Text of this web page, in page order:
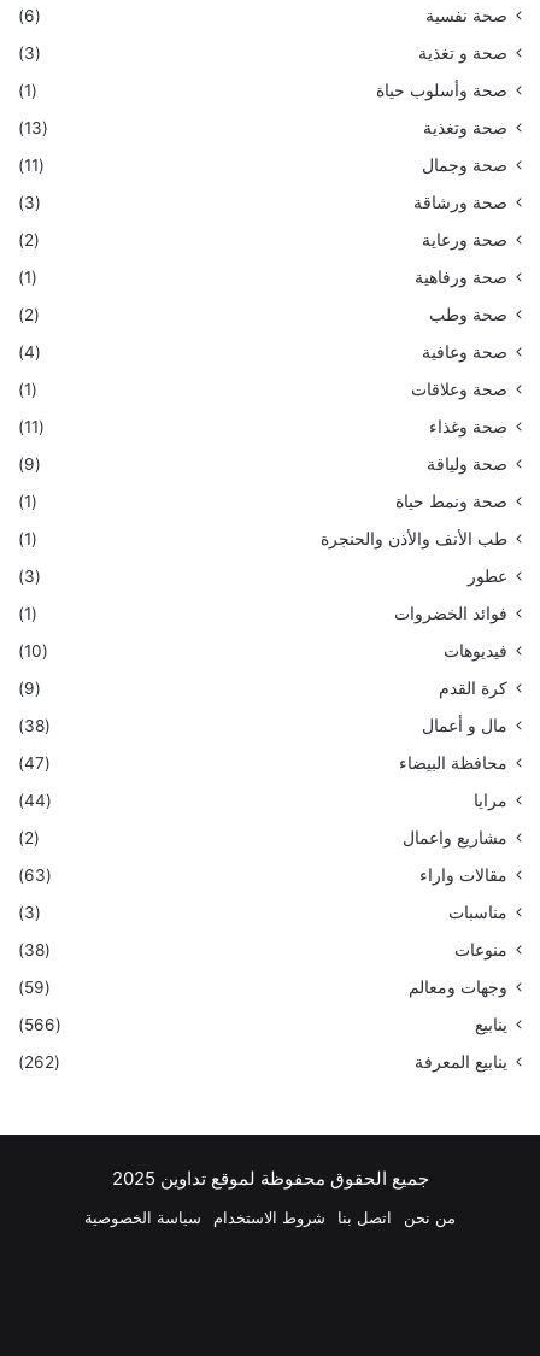
صحة نفسية
(6)
صحة و تغذية
(3)
صحة وأسلوب حياة
(1)
صحة وتغذية
(13)
صحة وجمال
(11)
صحة ورشاقة
(3)
صحة ورعاية
(2)
صحة ورفاهية
(1)
صحة وطب
(2)
صحة وعافية
(4)
صحة وعلاقات
(1)
صحة وغذاء
(11)
صحة ولياقة
(9)
صحة ونمط حياة
(1)
طب الأنف والأذن والحنجرة
(1)
عطور
(3)
فوائد الخضروات
(1)
فيديوهات
(10)
كرة القدم
(9)
مال و أعمال
(38)
محافظة البيضاء
(47)
مرايا
(44)
مشاريع واعمال
(2)
مقالات واراء
(63)
مناسبات
(3)
منوعات
(38)
وجهات ومعالم
(59)
ينابيع
(566)
ينابيع المعرفة
(262)
جميع الحقوق محفوظة لموقع تداوين 2025
من نحن اتصل بنا شروط الاستخدام سياسة الخصوصية